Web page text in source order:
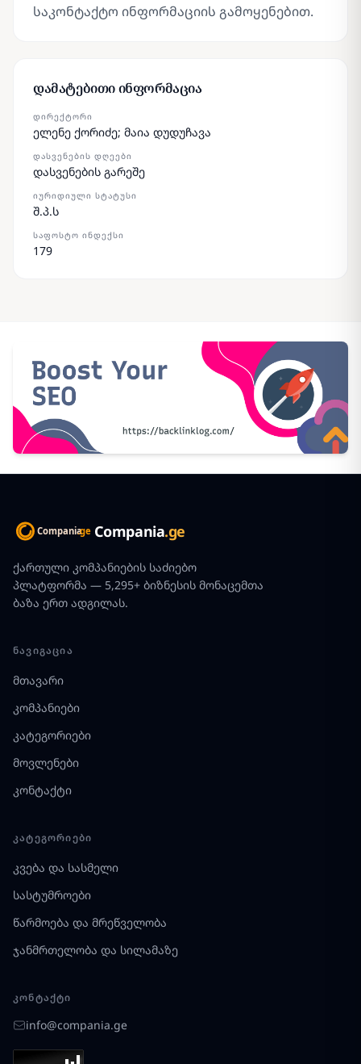
საკონტაქტო ინფორმაციის გამოყენებით.
დამატებითი ინფორმაცია
ᲓᲘᲠᲔᲥᲢᲝᲠᲘ
ელენე ქორიძე; მაია დუდუჩავა
ᲓᲐᲡᲕᲔᲜᲔᲑᲘᲡ ᲓᲦᲔᲔᲑᲘ
დასვენების გარეშე
ᲘᲣᲠᲘᲓᲘᲣᲚᲘ ᲡᲢᲐᲢᲣᲡᲘ
შ.პ.ს
ᲡᲐᲤᲝᲡᲢᲝ ᲘᲜᲓᲔᲥᲡᲘ
179
Compania.ge
ქართული კომპანიების საძიებო
პლატფორმა — 5,295+ ბიზნესის მონაცემთა
ბაზა ერთ ადგილას.
ᲜᲐᲕᲘᲒᲐᲪᲘᲐ
მთავარი
კომპანიები
კატეგორიები
მოვლენები
კონტაქტი
ᲙᲐᲢᲔᲒᲝᲠᲘᲔᲑᲘ
კვება და სასმელი
სასტუმროები
წარმოება და მრეწველობა
ჯანმრთელობა და სილამაზე
ᲙᲝᲜᲢᲐᲥᲢᲘ
info@compania.ge